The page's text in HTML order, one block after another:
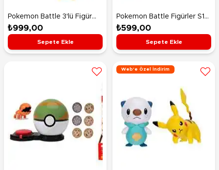
Pokemon Battle 3'lü Fi̇gür
Seti̇ Eeve Wartortle
Murkrow
₺999,00
Sepete Ekle
Pokemon Battle Figürler S15
Roselia
₺599,00
Sepete Ekle
Web'e Özel İndirim